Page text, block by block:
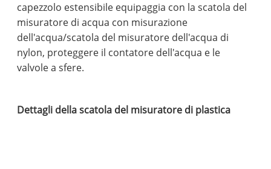
capezzolo estensibile equipaggia con la scatola del
misuratore di acqua con misurazione
dell'acqua/scatola del misuratore dell'acqua di
nylon, proteggere il contatore dell'acqua e le
valvole a sfere.
Dettagli della scatola del misuratore di plastica